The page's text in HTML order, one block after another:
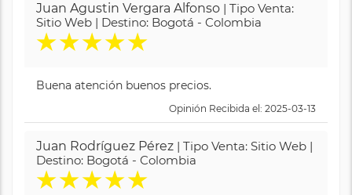
Juan Agustin Vergara Alfonso | Tipo Venta:
Sitio Web | Destino: Bogotá - Colombia
★★★★★
Buena atención buenos precios.
Opinión Recibida el: 2025-03-13
Juan Rodríguez Pérez | Tipo Venta: Sitio Web |
Destino: Bogotá - Colombia
★★★★★